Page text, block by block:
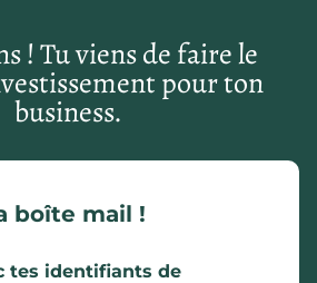
! Tu viens de faire le
pour ton
business.
boîte mail !
tes identifiants de